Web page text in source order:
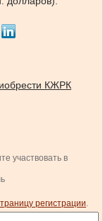
КЖРК
участвовать в
регистрации.